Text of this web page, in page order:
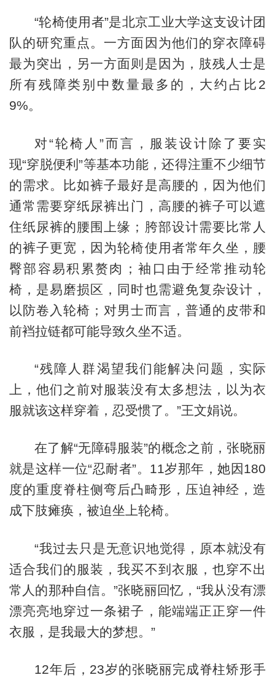
“轮椅使用者”是北京工业大学这支设计团
队的研究重点。一方面因为他们的穿衣障碍
最为突出，另一方面则是因为，肢残人士是
所有残障类别中数量最多的，大约占比2
9%。
对“轮椅人”而言，服装设计除了要实
现“穿脱便利”等基本功能，还得注重不少细节
的需求。比如裤子最好是高腰的，因为他们
通常需要穿纸尿裤出门，高腰的裤子可以遮
住纸尿裤的腰围上缘；胯部设计需要比常人
的裤子更宽，因为轮椅使用者常年久坐，腰
臀部容易积累赘肉；袖口由于经常推动轮
椅，是易磨损区，同时也需避免复杂设计，
以防卷入轮椅；对男士而言，普通的皮带和
前裆拉链都可能导致久坐不适。
“残障人群渴望我们能解决问题，实际
上，他们之前对服装没有太多想法，以为衣
服就该这样穿着，忍受惯了。”王文娟说。
在了解“无障碍服装”的概念之前，张晓丽
就是这样一位“忍耐者”。11岁那年，她因180
度的重度脊柱侧弯后凸畸形，压迫神经，造
成下肢瘫痪，被迫坐上轮椅。
“我过去只是无意识地觉得，原本就没有
适合我们的服装，我买不到衣服，也穿不出
常人的那种自信。”张晓丽回忆，“我从没有漂
漂亮亮地穿过一条裙子，能端端正正穿一件
衣服，是我最大的梦想。”
12年后，23岁的张晓丽完成脊柱矫形手